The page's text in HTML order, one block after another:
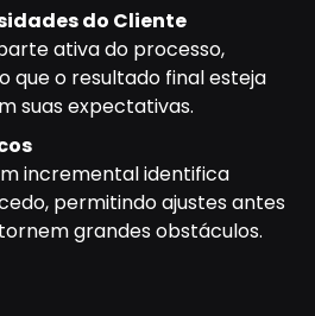
do Cliente
ativa do processo,
que o resultado final esteja
suas expectativas.
incremental identifica
permitindo ajustes antes
grandes obstáculos.